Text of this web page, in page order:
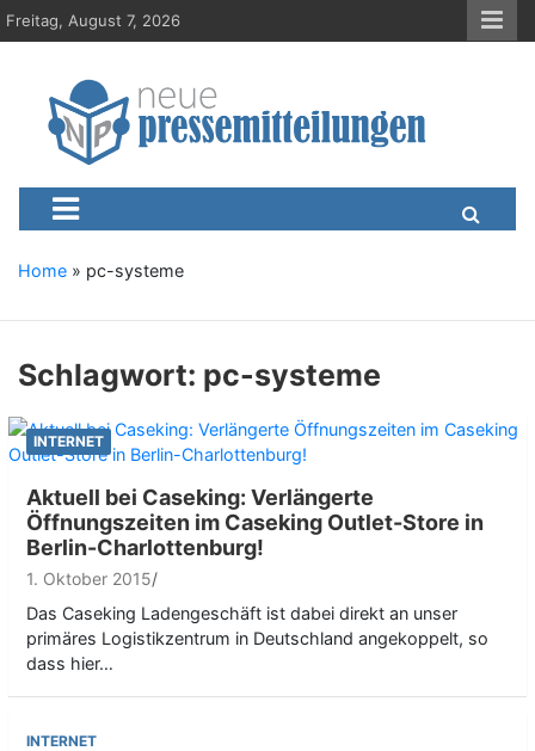
S
k
Freitag, August 7, 2026
Neue-
Presseportal, Nachrichten, News, Meldungen, Wirtschaft
Home » pc-systeme
Schlagwort: pc-systeme
INTERNET
Aktuell bei Caseking: Verlängerte
Öffnungszeiten im Caseking Outlet-Store in
Berlin-Charlottenburg!
1. Oktober 2015
Das Caseking Ladengeschäft ist dabei direkt an unser
primäres Logistikzentrum in Deutschland angekoppelt, so
dass hier…
INTERNET